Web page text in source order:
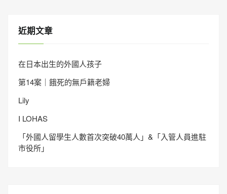
近期文章
在日本出生的外國人孩子
第14案｜餓死的無戶籍老婦
Lily
I LOHAS
「外國人留學生人數首次突破40萬人」&「入管人員進駐
市役所」